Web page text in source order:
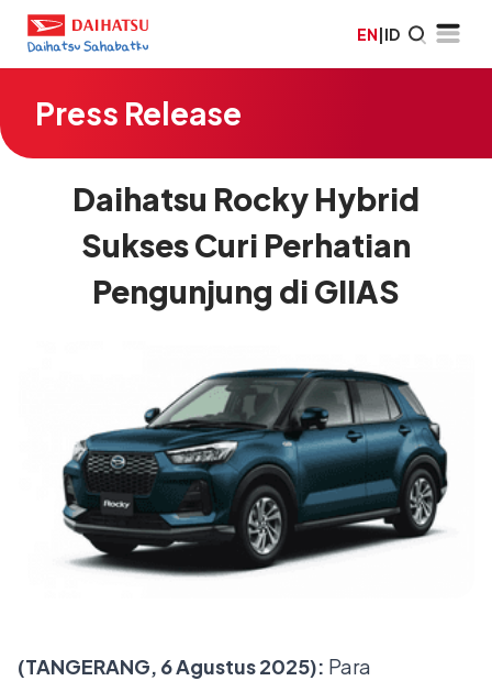
EN|ID
Press Release
Daihatsu Rocky Hybrid
Sukses Curi Perhatian
Pengunjung di GIIAS
(TANGERANG, 6 Agustus 2025): Para